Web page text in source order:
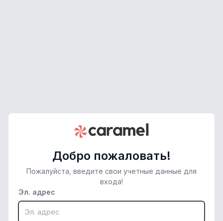
Добро пожаловать!
Пожалуйста, введите свои учетные данные для
входа!
Эл. адрес